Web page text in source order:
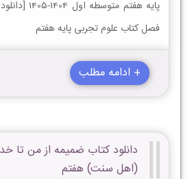
فصل کتاب علوم تجربی پایه هفتم
+ ادامه مطلب
دانلود کتاب ضمیمه از من تا
(اهل سنت) هفتم